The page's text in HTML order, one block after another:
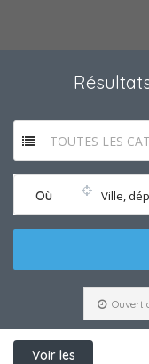
TOUTES LES
Où Ville,
Ouvert
Voir les